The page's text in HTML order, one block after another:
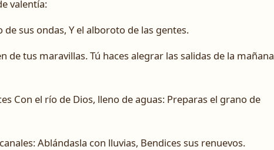
valentía:
sus ondas, Y el alboroto de las gentes.
tus maravillas. Tú haces alegrar las salidas de la mañana
Con el río de Dios, lleno de aguas: Preparas el grano de
Ablándasla con lluvias, Bendices sus renuevos.